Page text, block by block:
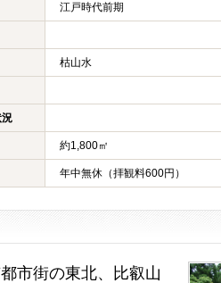
江戸時代前期
枯山水
約1,800㎡
年中無休（拝観料600円）
市街の東北、比叡山